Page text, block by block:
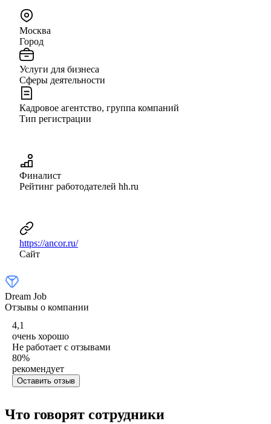
Москва
Город
Услуги для бизнеса
Сферы деятельности
Кадровое агентство, группа компаний
Тип регистрации
Финалист
Рейтинг работодателей hh.ru
https://ancor.ru/
Сайт
Dream Job
Отзывы о компании
4,1
очень хорошо
Не работает с отзывами
80%
рекомендует
Оставить отзыв
Что говорят сотрудники